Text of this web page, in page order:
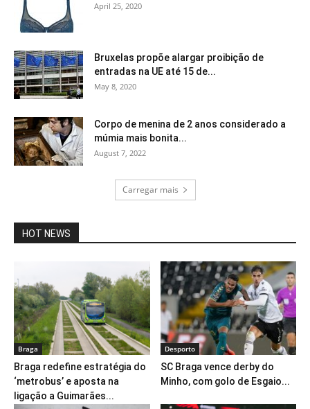
April 25, 2020
Bruxelas propõe alargar proibição de
entradas na UE até 15 de...
May 8, 2020
Corpo de menina de 2 anos considerado a
múmia mais bonita...
August 7, 2022
Carregar mais
HOT NEWS
Braga
Braga redefine estratégia do
‘metrobus’ e aposta na
ligação a Guimarães...
Desporto
SC Braga vence derby do
Minho, com golo de Esgaio...